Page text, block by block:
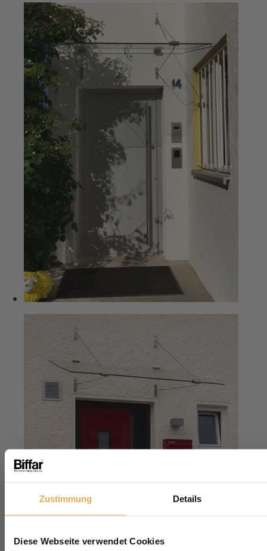
Zustimmung Details
Diese Webseite verwendet CookiesSicherheits-Check